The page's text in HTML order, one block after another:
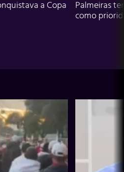
a Copa
Palmeiras
como